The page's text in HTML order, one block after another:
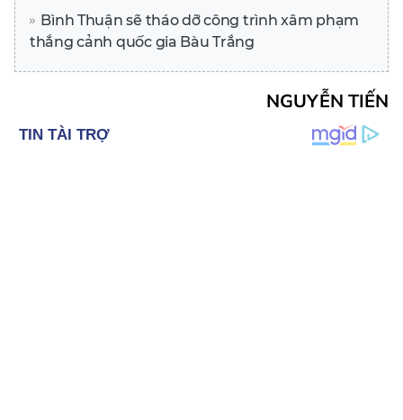
Bình Thuận sẽ tháo dỡ công trình xâm phạm
thắng cảnh quốc gia Bàu Trắng
NGUYỄN TIẾN